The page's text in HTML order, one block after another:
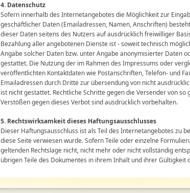
4. Datenschutz
Sofern innerhalb des Internetangebotes die Möglichkeit zur
geschäftlicher Daten (Emailadressen, Namen, Anschriften)
dieser Daten seitens des Nutzers auf ausdrücklich freiwilliger
Bezahlung aller angebotenen Dienste ist - soweit technisch
Angabe solcher Daten bzw. unter Angabe anonymisierter Daten
gestattet. Die Nutzung der im Rahmen des Impressums oder
veröffentlichten Kontaktdaten wie Postanschriften, Telefon- und
Emailadressen durch Dritte zur übersendung von nicht
ist nicht gestattet. Rechtliche Schritte gegen die Versender von so
Verstößen gegen dieses Verbot sind ausdrücklich vorbehalten.
5. Rechtswirksamkeit dieses Haftungsausschlusses
Dieser Haftungsausschluss ist als Teil des Internetangebotes zu
diese Seite verwiesen wurde. Sofern Teile oder einzelne
geltenden Rechtslage nicht, nicht mehr oder nicht vollständig
übrigen Teile des Dokumentes in ihrem Inhalt und ihrer Gültigkeit